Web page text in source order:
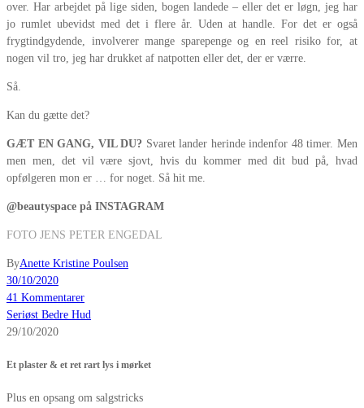
over. Har arbejdet på lige siden, bogen landede – eller det er løgn, jeg har
jo rumlet ubevidst med det i flere år. Uden at handle. For det er også
frygtindgydende, involverer mange sparepenge og en reel risiko for, at
nogen vil tro, jeg har drukket af natpotten eller det, der er værre.
Så.
Kan du gætte det?
GÆT EN GANG, VIL DU? Svaret lander herinde indenfor 48 timer. Men
men men, det vil være sjovt, hvis du kommer med dit bud på, hvad
opfølgeren mon er … for noget. Så hit me.
@beautyspace på INSTAGRAM
FOTO JENS PETER ENGEDAL
ByAnette Kristine Poulsen
30/10/2020
41 Kommentarer
Seriøst Bedre Hud
29/10/2020
Et plaster & et ret rart lys i mørket
Plus en opsang om salgstricks